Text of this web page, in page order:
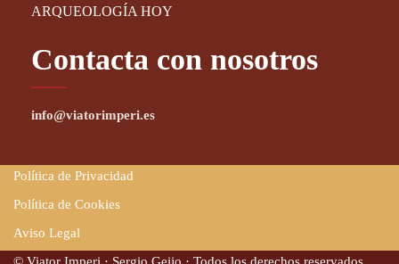
ARQUEOLOGÍA HOY
Contacta con nosotros
info@viatorimperi.es
Política de Privacidad
Política de Cookies
Aviso Legal